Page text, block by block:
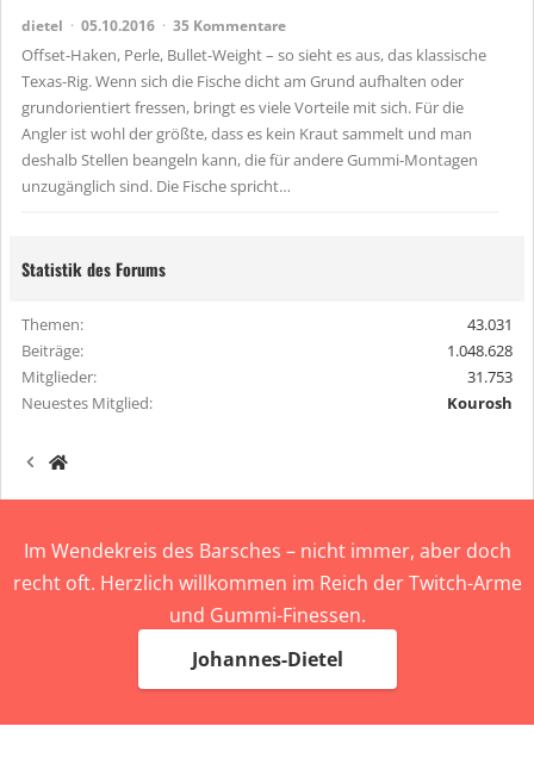
dietel 05.10.2016 35 Kommentare
Offset-Haken, Perle, Bullet-Weight – so sieht es aus, das klassische
Texas-Rig. Wenn sich die Fische dicht am Grund aufhalten oder
grundorientiert fressen, bringt es viele Vorteile mit sich. Für die
Angler ist wohl der größte, dass es kein Kraut sammelt und man
deshalb Stellen beangeln kann, die für andere Gummi-Montagen
unzugänglich sind. Die Fische spricht…
Statistik des Forums
Themen
43.031
Beiträge
1.048.628
Mitglieder
31.753
Neuestes Mitglied
Kourosh
Im Wendekreis des Barsches – nicht immer, aber doch
recht oft. Herzlich willkommen im Reich der Twitch-Arme
und Gummi-Finessen.
Johannes-Dietel